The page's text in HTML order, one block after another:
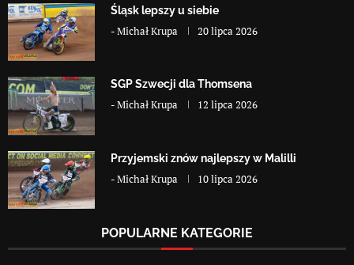
Śląsk lepszy u siebie
-Michał Krupa 20 lipca 2026
SGP Szwecji dla Thomsena
-Michał Krupa 12 lipca 2026
Przyjemski znów najlepszy w Malilli
-Michał Krupa 10 lipca 2026
POPULARNE KATEGORIE